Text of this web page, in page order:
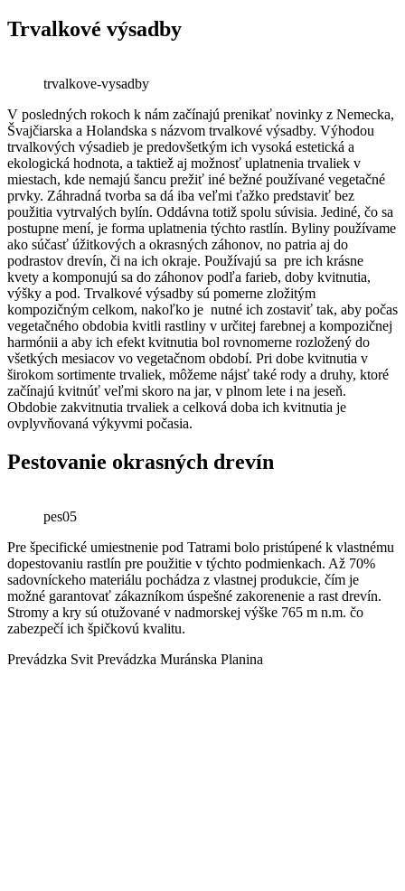
Trvalkové výsadby
trvalkove-vysadby
V posledných rokoch k nám začínajú prenikať novinky z Nemecka,
Švajčiarska a Holandska s názvom trvalkové výsadby. Výhodou
trvalkových výsadieb je predovšetkým ich vysoká estetická a
ekologická hodnota, a taktiež aj možnosť uplatnenia trvaliek v
miestach, kde nemajú šancu prežiť iné bežné používané vegetačné
prvky. Záhradná tvorba sa dá iba veľmi ťažko predstaviť bez
použitia vytrvalých bylín. Oddávna totiž spolu súvisia. Jediné, čo sa
postupne mení, je forma uplatnenia týchto rastlín. Byliny používame
ako súčasť úžitkových a okrasných záhonov, no patria aj do
podrastov drevín, či na ich okraje. Používajú sa pre ich krásne
kvety a komponujú sa do záhonov podľa farieb, doby kvitnutia,
výšky a pod. Trvalkové výsadby sú pomerne zložitým
kompozičným celkom, nakoľko je nutné ich zostaviť tak, aby počas
vegetačného obdobia kvitli rastliny v určitej farebnej a kompozičnej
harmónii a aby ich efekt kvitnutia bol rovnomerne rozložený do
všetkých mesiacov vo vegetačnom období. Pri dobe kvitnutia v
širokom sortimente trvaliek, môžeme nájsť také rody a druhy, ktoré
začínajú kvitnúť veľmi skoro na jar, v plnom lete i na jeseň.
Obdobie zakvitnutia trvaliek a celková doba ich kvitnutia je
ovplyvňovaná výkyvmi počasia.
Pestovanie okrasných drevín
pes05
Pre špecifické umiestnenie pod Tatrami bolo pristúpené k vlastnému
dopestovaniu rastlín pre použitie v týchto podmienkach. Až 70%
sadovníckeho materiálu pochádza z vlastnej produkcie, čím je
možné garantovať zákazníkom úspešné zakorenenie a rast drevín.
Stromy a kry sú otužované v nadmorskej výške 765 m n.m. čo
zabezpečí ich špičkovú kvalitu.
Prevádzka Svit Prevádzka Muránska Planina